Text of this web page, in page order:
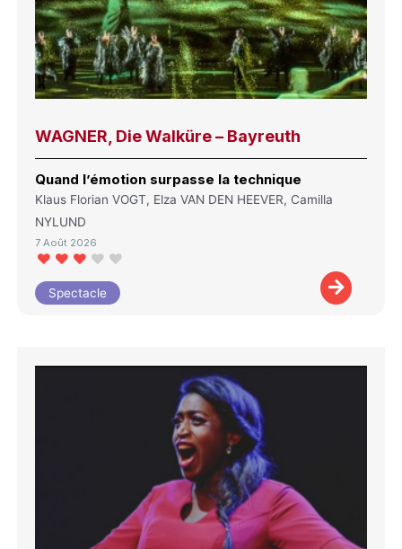
WAGNER, Die Walküre – Bayreuth
Quand l’émotion surpasse la technique
Klaus Florian VOGT, Elza VAN DEN HEEVER, Camilla
NYLUND
7 Août 2026
Spectacle